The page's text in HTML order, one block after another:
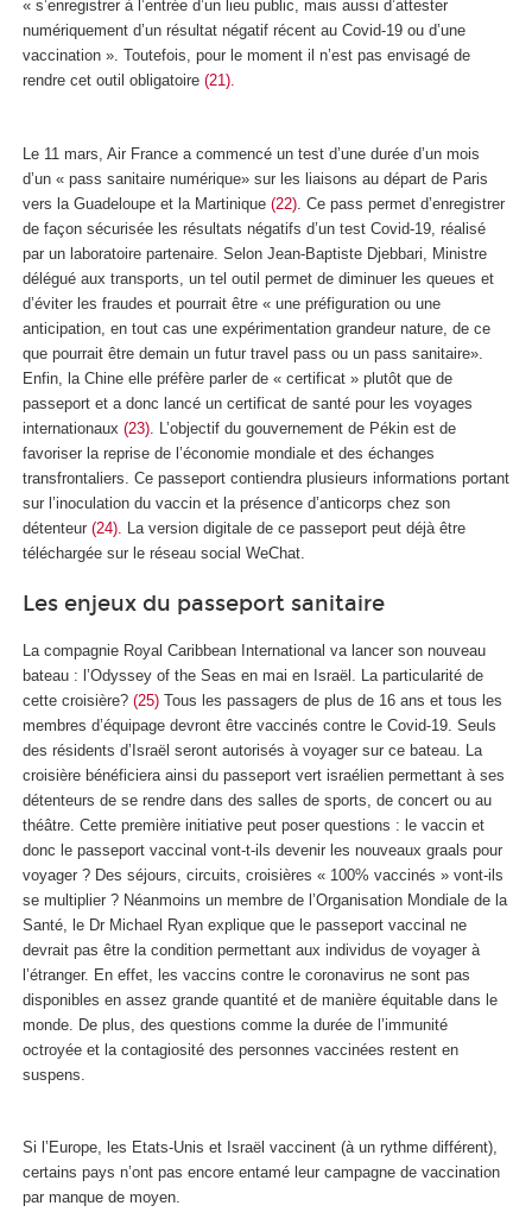
« s’enregistrer à l’entrée d’un lieu public, mais aussi d’attester
numériquement d’un résultat négatif récent au Covid-19 ou d’une
vaccination ». Toutefois, pour le moment il n’est pas envisagé de
rendre cet outil obligatoire (21).
Le 11 mars, Air France a commencé un test d’une durée d’un mois
d’un « pass sanitaire numérique» sur les liaisons au départ de Paris
vers la Guadeloupe et la Martinique (22) . Ce pass permet d’enregistrer
de façon sécurisée les résultats négatifs d’un test Covid-19, réalisé
par un laboratoire partenaire. Selon Jean-Baptiste Djebbari, Ministre
délégué aux transports, un tel outil permet de diminuer les queues et
d’éviter les fraudes et pourrait être « une préfiguration ou une
anticipation, en tout cas une expérimentation grandeur nature, de ce
que pourrait être demain un futur travel pass ou un pass sanitaire».
Enfin, la Chine elle préfère parler de « certificat » plutôt que de
passeport et a donc lancé un certificat de santé pour les voyages
internationaux (23) . L’objectif du gouvernement de Pékin est de
favoriser la reprise de l’économie mondiale et des échanges
transfrontaliers. Ce passeport contiendra plusieurs informations portant
sur l’inoculation du vaccin et la présence d’anticorps chez son
détenteur (24). La version digitale de ce passeport peut déjà être
téléchargée sur le réseau social WeChat.
Les enjeux du passeport sanitaire
La compagnie Royal Caribbean International va lancer son nouveau
bateau : l’Odyssey of the Seas en mai en Israël. La particularité de
cette croisière? (25) Tous les passagers de plus de 16 ans et tous les
membres d’équipage devront être vaccinés contre le Covid-19. Seuls
des résidents d’Israël seront autorisés à voyager sur ce bateau. La
croisière bénéficiera ainsi du passeport vert israélien permettant à ses
détenteurs de se rendre dans des salles de sports, de concert ou au
théâtre. Cette première initiative peut poser questions : le vaccin et
donc le passeport vaccinal vont-t-ils devenir les nouveaux graals pour
voyager ? Des séjours, circuits, croisières « 100% vaccinés » vont-ils
se multiplier ? Néanmoins un membre de l’Organisation Mondiale de la
Santé, le Dr Michael Ryan explique que le passeport vaccinal ne
devrait pas être la condition permettant aux individus de voyager à
l’étranger. En effet, les vaccins contre le coronavirus ne sont pas
disponibles en assez grande quantité et de manière équitable dans le
monde. De plus, des questions comme la durée de l’immunité
octroyée et la contagiosité des personnes vaccinées restent en
suspens.
Si l’Europe, les Etats-Unis et Israël vaccinent (à un rythme différent),
certains pays n’ont pas encore entamé leur campagne de vaccination
par manque de moyen.